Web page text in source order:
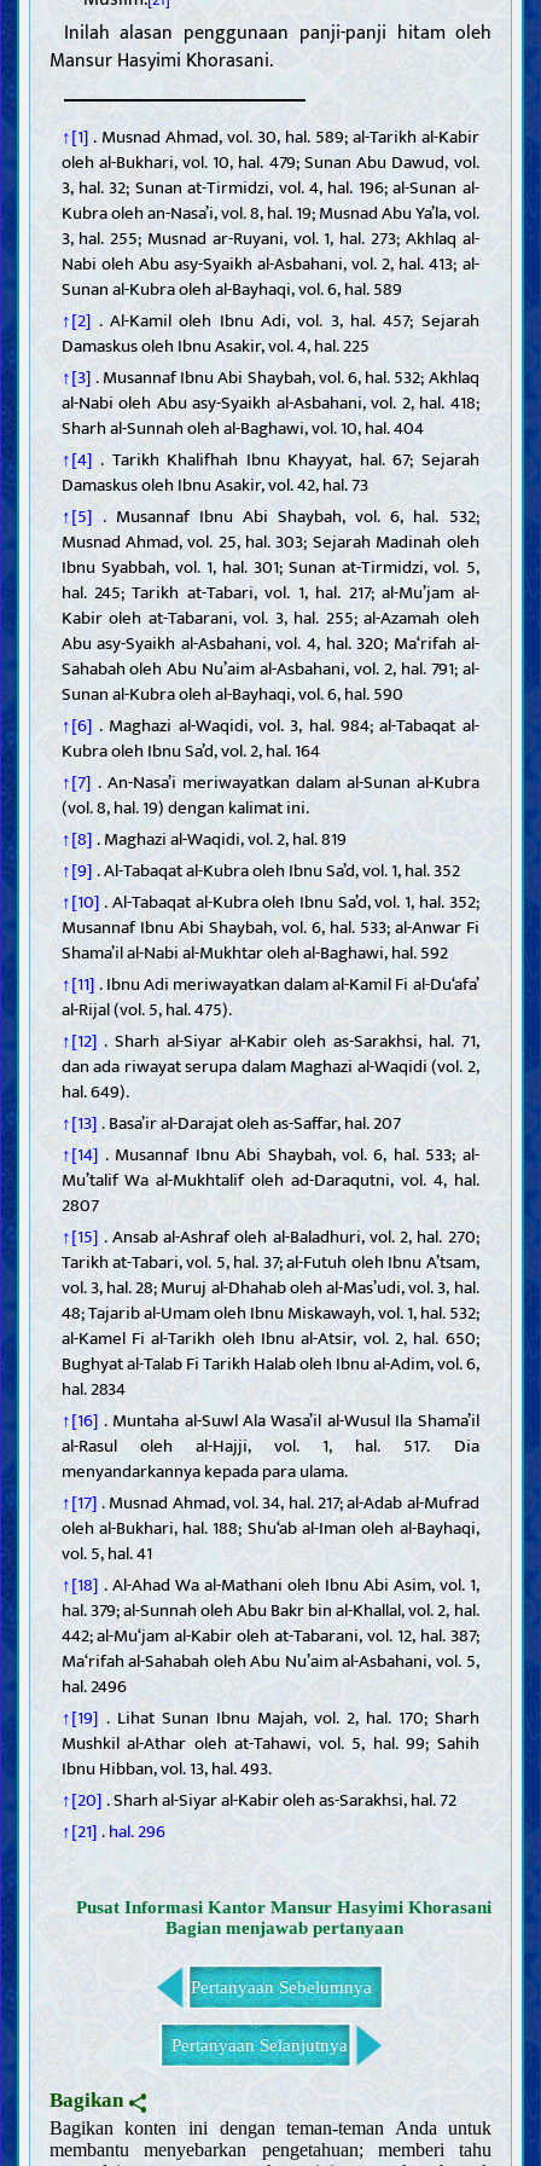
Inilah alasan penggunaan panji-panji hitam oleh
Mansur Hasyimi Khorasani.
↑[1]. Musnad Ahmad, vol. 30, hal. 589; al-Tarikh al-Kabir
oleh al-Bukhari, vol. 10, hal. 479; Sunan Abu Dawud, vol.
3, hal. 32; Sunan at-Tirmidzi, vol. 4, hal. 196; al-Sunan al-
Kubra oleh an-Nasa’i, vol. 8, hal. 19; Musnad Abu Ya’la, vol.
3, hal. 255; Musnad ar-Ruyani, vol. 1, hal. 273; Akhlaq al-
Nabi oleh Abu asy-Syaikh al-Asbahani, vol. 2, hal. 413; al-
Sunan al-Kubra oleh al-Bayhaqi, vol. 6, hal. 589
↑[2] . Al-Kamil oleh Ibnu Adi, vol. 3, hal. 457; Sejarah
Damaskus oleh Ibnu Asakir, vol. 4, hal. 225
↑[3] . Musannaf Ibnu Abi Shaybah, vol. 6, hal. 532; Akhlaq
al-Nabi oleh Abu asy-Syaikh al-Asbahani, vol. 2, hal. 418;
Sharh al-Sunnah oleh al-Baghawi, vol. 10, hal. 404
↑[4] . Tarikh Khalifhah Ibnu Khayyat, hal. 67; Sejarah
Damaskus oleh Ibnu Asakir, vol. 42, hal. 73
↑[5] . Musannaf Ibnu Abi Shaybah, vol. 6, hal. 532;
Musnad Ahmad, vol. 25, hal. 303; Sejarah Madinah oleh
Ibnu Syabbah, vol. 1, hal. 301; Sunan at-Tirmidzi, vol. 5,
hal. 245; Tarikh at-Tabari, vol. 1, hal. 217; al-Mu’jam al-
Kabir oleh at-Tabarani, vol. 3, hal. 255; al-Azamah oleh
Abu asy-Syaikh al-Asbahani, vol. 4, hal. 320; Ma‘rifah al-
Sahabah oleh Abu Nu’aim al-Asbahani, vol. 2, hal. 791; al-
Sunan al-Kubra oleh al-Bayhaqi, vol. 6, hal. 590
↑[6] . Maghazi al-Waqidi, vol. 3, hal. 984; al-Tabaqat al-
Kubra oleh Ibnu Sa’d, vol. 2, hal. 164
↑[7] . An-Nasa’i meriwayatkan dalam al-Sunan al-Kubra
(vol. 8, hal. 19) dengan kalimat ini.
↑[8]. Maghazi al-Waqidi, vol. 2, hal. 819
↑[9] . Al-Tabaqat al-Kubra oleh Ibnu Sa’d, vol. 1, hal. 352
↑[10] . Al-Tabaqat al-Kubra oleh Ibnu Sa’d, vol. 1, hal. 352;
Musannaf Ibnu Abi Shaybah, vol. 6, hal. 533; al-Anwar Fi
Shama’il al-Nabi al-Mukhtar oleh al-Baghawi, hal. 592
↑[11]. Ibnu Adi meriwayatkan dalam al-Kamil Fi al-Du‘afa’
al-Rijal (vol. 5, hal. 475).
↑[12] . Sharh al-Siyar al-Kabir oleh as-Sarakhsi, hal. 71,
dan ada riwayat serupa dalam Maghazi al-Waqidi (vol. 2,
hal. 649).
↑[13]. Basa’ir al-Darajat oleh as-Saffar, hal. 207
↑[14] . Musannaf Ibnu Abi Shaybah, vol. 6, hal. 533; al-
Mu’talif Wa al-Mukhtalif oleh ad-Daraqutni, vol. 4, hal.
2807
↑[15] . Ansab al-Ashraf oleh al-Baladhuri, vol. 2, hal. 270;
Tarikh at-Tabari, vol. 5, hal. 37; al-Futuh oleh Ibnu A’tsam,
vol. 3, hal. 28; Muruj al-Dhahab oleh al-Mas’udi, vol. 3, hal.
48; Tajarib al-Umam oleh Ibnu Miskawayh, vol. 1, hal. 532;
al-Kamel Fi al-Tarikh oleh Ibnu al-Atsir, vol. 2, hal. 650;
Bughyat al-Talab Fi Tarikh Halab oleh Ibnu al-Adim, vol. 6,
hal. 2834
↑[16] . Muntaha al-Suwl Ala Wasa’il al-Wusul Ila Shama’il
al-Rasul oleh al-Hajji, vol. 1, hal. 517. Dia
menyandarkannya kepada para ulama.
↑[17]. Musnad Ahmad, vol. 34, hal. 217; al-Adab al-Mufrad
oleh al-Bukhari, hal. 188; Shu‘ab al-Iman oleh al-Bayhaqi,
vol. 5, hal. 41
↑[18] . Al-Ahad Wa al-Mathani oleh Ibnu Abi Asim, vol. 1,
hal. 379; al-Sunnah oleh Abu Bakr bin al-Khallal, vol. 2, hal.
442; al-Mu‘jam al-Kabir oleh at-Tabarani, vol. 12, hal. 387;
Ma‘rifah al-Sahabah oleh Abu Nu’aim al-Asbahani, vol. 5,
hal. 2496
↑[19] . Lihat Sunan Ibnu Majah, vol. 2, hal. 170; Sharh
Mushkil al-Athar oleh at-Tahawi, vol. 5, hal. 99; Sahih
Ibnu Hibban, vol. 13, hal. 493.
↑[20]. Sharh al-Siyar al-Kabir oleh as-Sarakhsi, hal. 72
↑[21].hal. 296
Pusat Informasi Kantor Mansur Hasyimi Khorasani
Bagian menjawab pertanyaan
Pertanyaan Sebelumnya
Pertanyaan Selanjutnya
Bagikan
Bagikan konten ini dengan teman-teman Anda untuk
membantu menyebarkan pengetahuan; memberi tahu